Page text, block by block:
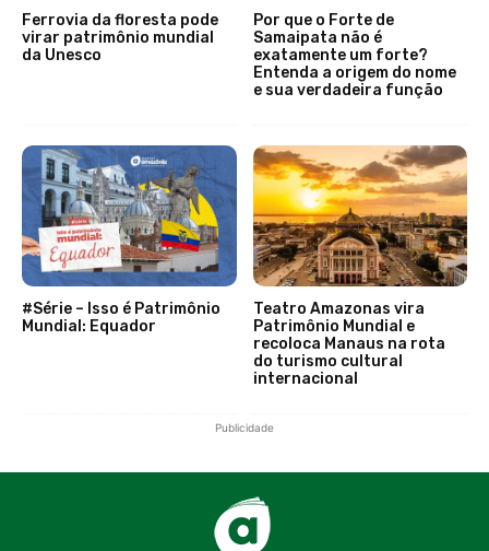
Ferrovia da floresta pode
virar patrimônio mundial
da Unesco
Por que o Forte de
Samaipata não é
exatamente um forte?
Entenda a origem do nome
e sua verdadeira função
#Série – Isso é Patrimônio
Mundial: Equador
Teatro Amazonas vira
Patrimônio Mundial e
recoloca Manaus na rota
do turismo cultural
internacional
Publicidade